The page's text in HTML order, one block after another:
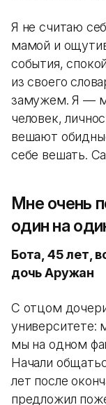
Я не считаю
мамой и
события,
из своего
замужем. Я —
человек,
вешают
себе вешать.
Мне очень
один на
Бота, 45 лет,
дочь Аружан
С отцом
университете:
мы на одном
Начали
лет после
предложил